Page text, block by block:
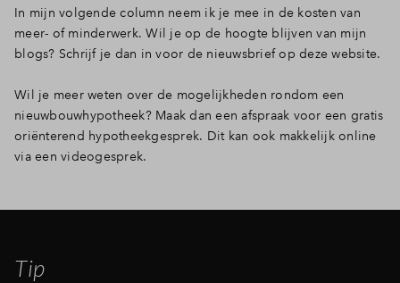
In mijn volgende column neem ik je mee in de kosten van
meer- of minderwerk. Wil je op de hoogte blijven van mijn
blogs? Schrijf je dan in voor de nieuwsbrief op deze website.
Wil je meer weten over de mogelijkheden rondom een
nieuwbouwhypotheek? Maak dan een afspraak voor een gratis
oriënterend hypotheekgesprek. Dit kan ook makkelijk online
via een videogesprek.
Tip